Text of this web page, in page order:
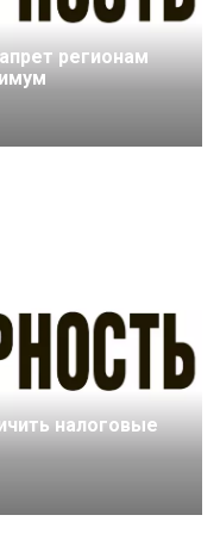
регионам
налоговые